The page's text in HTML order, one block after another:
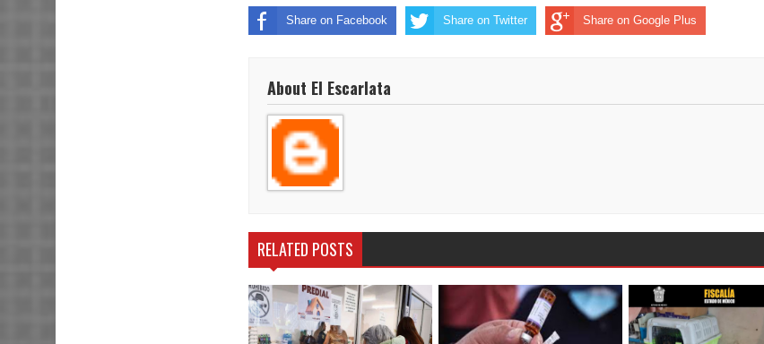
Share on Facebook Share on Twitter Share on Google Plus
About El Escarlata
RELATED POSTS